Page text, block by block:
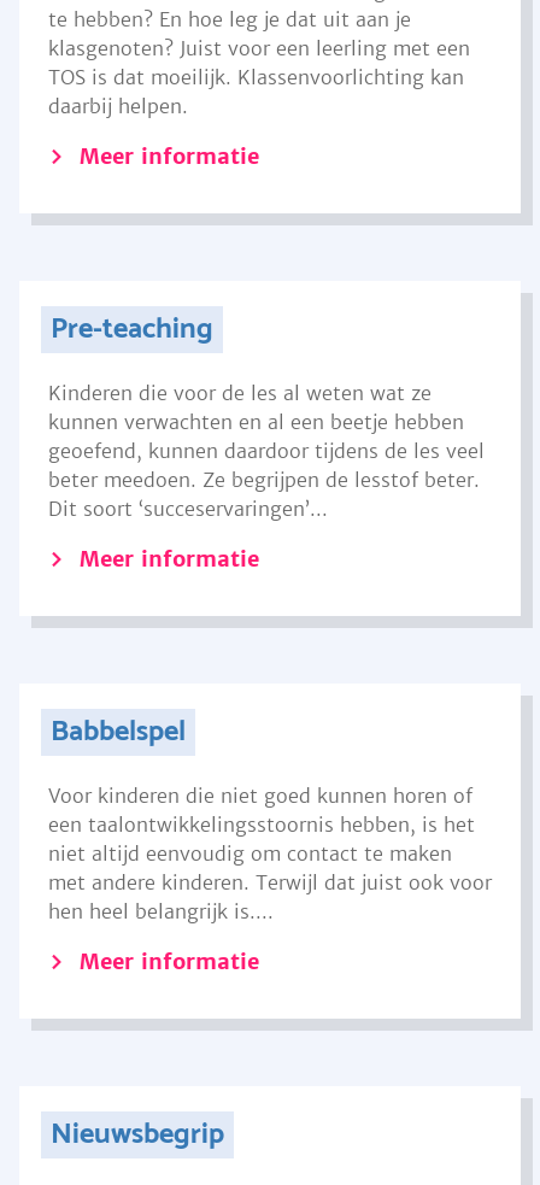
te hebben? En hoe leg je dat uit aan je
klasgenoten? Juist voor een leerling met een
TOS is dat moeilijk. Klassenvoorlichting kan
daarbij helpen.
Meer informatie
Pre-teaching
Kinderen die voor de les al weten wat ze
kunnen verwachten en al een beetje hebben
geoefend, kunnen daardoor tijdens de les veel
beter meedoen. Ze begrijpen de lesstof beter.
Dit soort ‘succeservaringen’...
Meer informatie
Babbelspel
Voor kinderen die niet goed kunnen horen of
een taalontwikkelingsstoornis hebben, is het
niet altijd eenvoudig om contact te maken
met andere kinderen. Terwijl dat juist ook voor
hen heel belangrijk is....
Meer informatie
Nieuwsbegrip